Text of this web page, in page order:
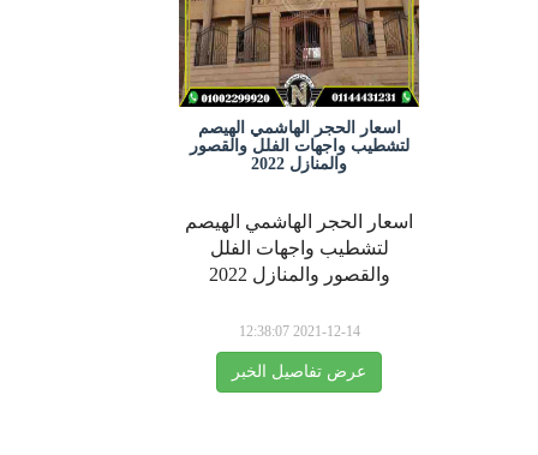
اسعار الحجر الهاشمي الهيصم
لتشطيب واجهات الفلل والقصور
والمنازل 2022
اسعار الحجر الهاشمي الهيصم
لتشطيب واجهات الفلل
والقصور والمنازل 2022
2021-12-14 12:38:07
عرض تفاصيل الخبر